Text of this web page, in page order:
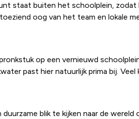
staat buiten het schoolplein,
oog van het team en lokale
op een vernieuwd
past hier natuurlijk prima bij.
blik te kijken naar de wereld